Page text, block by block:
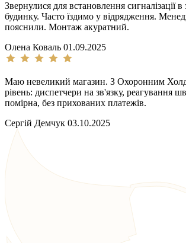
Звернулися для встановлення сигналізації в
будинку. Часто їздимо у відрядження.
пояснили. Монтаж акуратний.
Олена Коваль 01.09.2025
Маю невеликий магазин. З Охоронним
рівень: диспетчери на зв'язку, реагування
помірна, без прихованих платежів.
Сергій Демчук 03.10.2025